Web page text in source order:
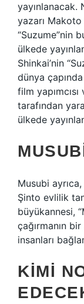
yayınlanacak.
yazarı Makoto
“Suzume”nin
ülkede
Shinkai’nin
dünya
film
tarafından
ülkede
Musubi
Şinto evlilik
büyükannesi,
çağırmanın
insanları
KIMI